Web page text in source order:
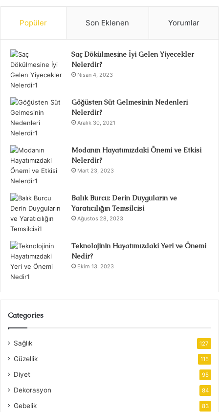
Popüler Son Eklenen Yorumlar
Saç Dökülmesine İyi Gelen Yiyecekler
Nelerdir?
Nisan 4, 2023
Göğüsten Süt Gelmesinin Nedenleri
Nelerdir?
Aralık 30, 2021
Modanın Hayatımızdaki Önemi ve Etkisi
Nelerdir?
Mart 23, 2023
Balık Burcu: Derin Duyguların ve
Yaratıcılığın Temsilcisi
Ağustos 28, 2023
Teknolojinin Hayatımızdaki Yeri ve Önemi
Nedir?
Ekim 13, 2023
Categories
Sağlık 127
Güzellik 115
Diyet 95
Dekorasyon 84
Gebelik 83